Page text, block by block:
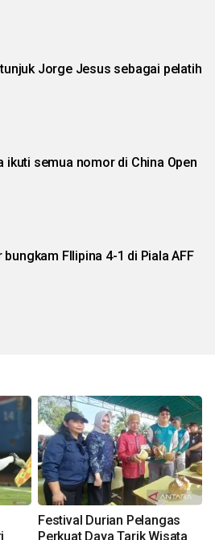
Jorge Jesus sebagai pelatih
ikuti semua nomor di China Open
bungkam FIlipina 4-1 di Piala AFF
Festival Durian Pelangas
Perkuat Daya Tarik Wisata